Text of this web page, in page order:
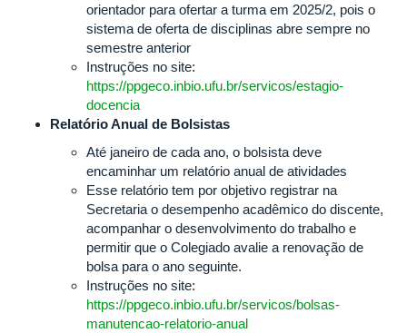
orientador para ofertar a turma em 2025/2, pois o
sistema de oferta de disciplinas abre sempre no
semestre anterior
Instruções no site:
https://ppgeco.inbio.ufu.br/servicos/estagio-
docencia
Relatório Anual de Bolsistas
Até janeiro de cada ano, o bolsista deve
encaminhar um relatório anual de atividades
Esse relatório tem por objetivo registrar na
Secretaria o desempenho acadêmico do discente,
acompanhar o desenvolvimento do trabalho e
permitir que o Colegiado avalie a renovação de
bolsa para o ano seguinte.
Instruções no site:
https://ppgeco.inbio.ufu.br/servicos/bolsas-
manutencao-relatorio-anual